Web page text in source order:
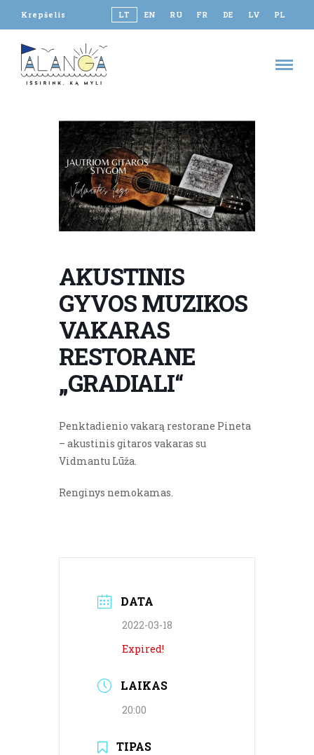
Krepšelis LT EN RU FR DE LV PL
AKUSTINIS
GYVOS MUZIKOS
VAKARAS
RESTORANE
„GRADIALI“
Penktadienio vakarą restorane Pineta
– akustinis gitaros vakaras su
Vidmantu Lūža.
Renginys nemokamas.
DATA
2022-03-18
Expired!
LAIKAS
20:00
TIPAS